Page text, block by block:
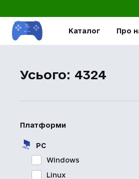
Каталог Про
Усього: 4324
Платформи
PC
Windows
Linux